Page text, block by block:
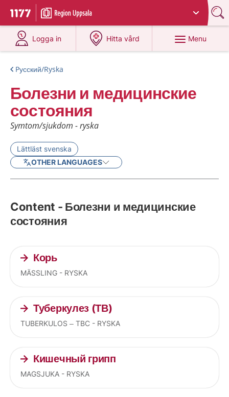
To start page for 1177
Du har valt region
Logga in
at 1177.se
Hitta vård
at 1177.se
Menu
Pусский/Ryska
Болезни и медицинские
состояния
Symtom/sjukdom - ryska
Lättläst svenska
OTHER LANGUAGES
Content - Болезни и медицинские
состояния
Корь
MÄSSLING - RYSKA
Туберкулез (ТВ)
TUBERKULOS – TBC - RYSKA
Кишечный грипп
MAGSJUKA - RYSKA